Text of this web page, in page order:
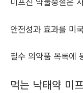
안전성과 효과를 미
필수 의약품 목록에
먹는 낙태약 미